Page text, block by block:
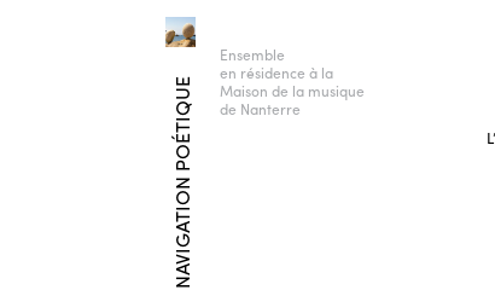
NAVIGATION POÉTIQUE
Ensemble
en résidence à la
Maison de la musique
de Nanterre